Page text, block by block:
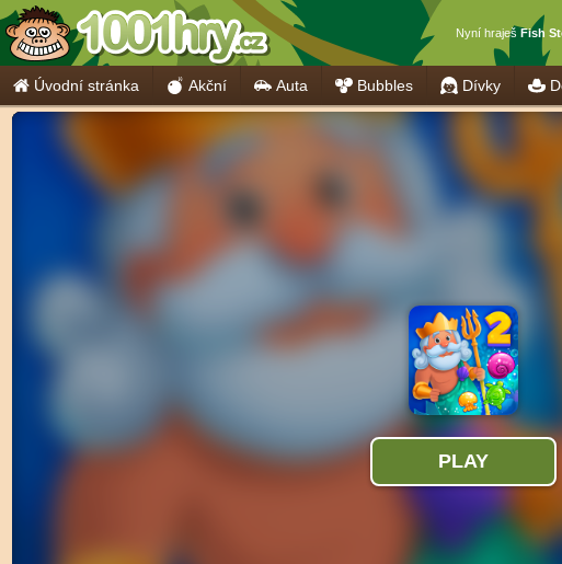
Nyní hraješ Fish
Úvodní stránka Akční Auta Bubbles Dívky